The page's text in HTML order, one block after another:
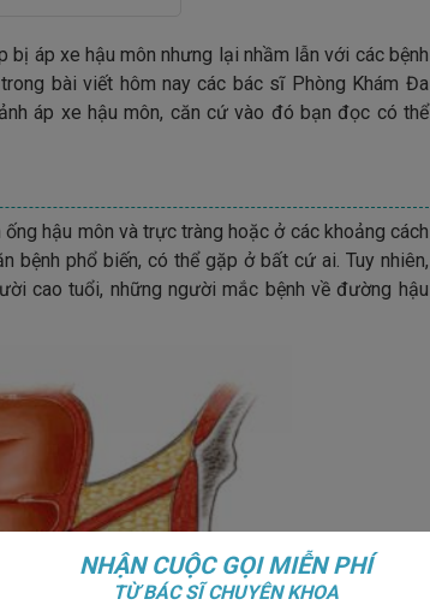
bị áp xe hậu môn nhưng lại nhầm lẫn với các bệnh
bài viết hôm nay các bác sĩ Phòng Khám Đa
áp xe hậu môn, căn cứ vào đó bạn đọc có thể
hậu môn và trực tràng hoặc ở các khoảng cách
bệnh phổ biến, có thể gặp ở bất cứ ai. Tuy nhiên,
cao tuổi, những người mắc bệnh về đường hậu
NHẬN CUỘC GỌI MIỄN PHÍ
TỪ BÁC SĨ CHUYÊN KHOA